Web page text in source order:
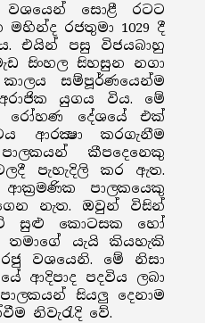
වශයෙන් සොළී රටට
රජතුමා 1029 දී
එයින් පසු විජයබාහු
සිංහල සිහසුන නගා
සම්පූර්ණයෙන්ම
යුගය විය. මේ
රෝහණ දේශයේ එක්
ආරක්‍ෂා කරගැනීම
කීපදෙනෙකු
පැහැදිලි කර ඇත.
පාලකයෙකු
නැත. ඔවුන් විසින්
සුළු කොටසක හෝ
යැයි කියහැකි
වශයෙනි. මේ නිසා
ආදිපාද පදවිය ලබා
සියලු දෙනාම
නිවැරැදි වේ.